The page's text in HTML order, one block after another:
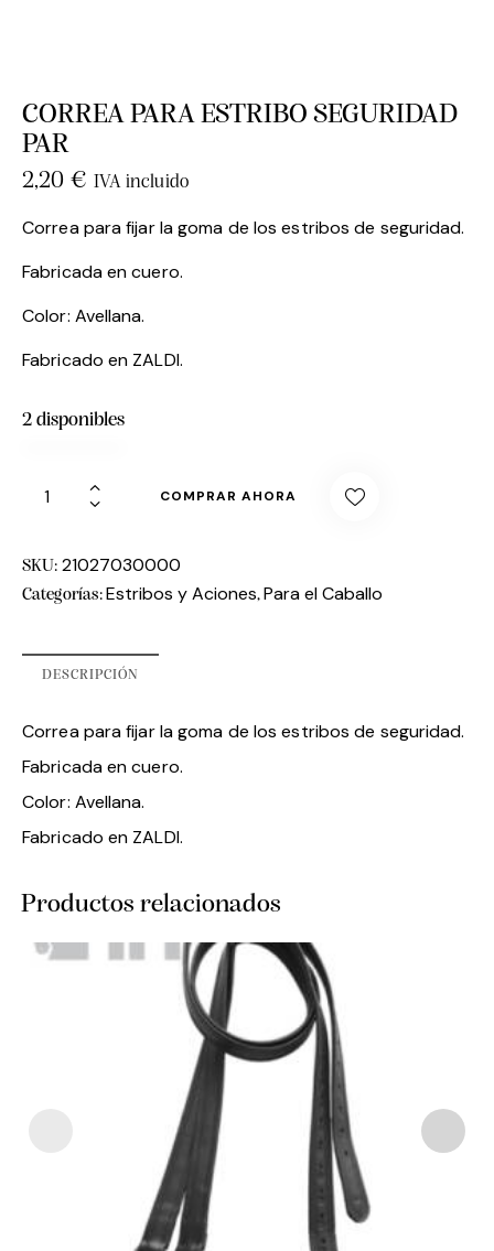
CORREA PARA ESTRIBO SEGURIDAD
PAR
2,20 € IVA incluido
Correa para fijar la goma de los estribos de seguridad.
Fabricada en cuero.
Color: Avellana.
Fabricado en ZALDI.
2 disponibles
COMPRAR AHORA
SKU: 21027030000
Categorías: Estribos y Aciones, Para el Caballo
DESCRIPCIÓN
Correa para fijar la goma de los estribos de seguridad.
Fabricada en cuero.
Color: Avellana.
Fabricado en ZALDI.
Productos relacionados